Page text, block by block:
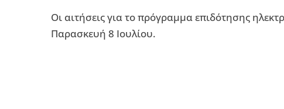
Οι αιτήσεις για το πρόγραμμα επιδότησης
Παρασκευή 8 Ιουλίου.